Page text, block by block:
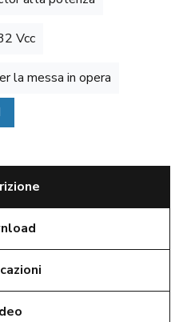
Vcc
la messa in opera